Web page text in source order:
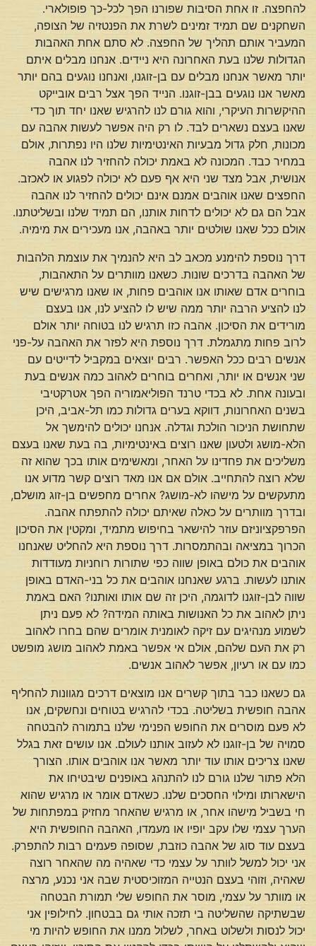
להחפצה. זו אחת הסיבות שפורנו הפך לכל-כך פופולארי.
השחקנים שם תמיד זמינים לשרת את הפנטזיה של הצופה,
המעביר אותם תהליך של החפצה. לא סתם אחת האהבות
הגדולות שלנו בעת האחרונה היא ניידים. אנחנו מבלים איתם
יותר מאשר אנחנו מבלים עם בן-זוגנו, ואנחנו נוגעים בהם יותר
מאשר אנו נוגעים בבן-זוגנו. הנייד הפך אצל רבים אובייקט
ההיקשרות העיקרי, והוא גורם לנו להרגיש שאנו יחד תוך כדי
שאנו בעצם נשארים לבד. לו רק היה אפשר לעשות אהבה עם
מכונות, חלק גדול מבעיות האינטימיות שלנו היו נפתרות, אולם
במחיר כבד. המכונה לא באמת יכולה להחזיר לנו אהבה
אנושית, אבל מצד שני היא אף פעם לא יכולה לפגוע או לאכזב.
החפצים שאנו אוהבים אמנם אינם יכולים להחזיר לנו אהבה
אבל הם גם לא יכולים לדחות אותנו, הם תמיד שלנו ובשליטתנו.
אולם ככל שאנו שולטים יותר באהבה, אנו מעכירים את מימיה.
דרך נוספת להימנע מכאב לב היא להנמיך את עוצמת הלהבות
של האהבה בדרכים שונות. כשאנו מוותרים על התאהבות,
בוחרים אדם שאותו אנו אוהבים פחות, או שאנו מרגישים שיש
לנו להציע הרבה יותר ממה שיש לו להציע לנו, אנו בעצם
מורידים את הסיכון. אהבה כזו תרגיש לנו בטוחה יותר אולם
לרוב פחות מתגמלת. דרך נוספת היא לפזר את האהבה על-פני
אנשים רבים ככל האפשר. רבים יוצאים במקביל לדייטים עם
שני אנשים או יותר, ואחרים בוחרים לאהוב כמה אנשים בעת
ובעונה אחת. לא בכדי טרנד הפוליאמוריה הפך אטרקטיבי
בשנים האחרונות, דווקא בערים גדולות כמו תל-אביב, היכן
שתחושת הניכור הולכת וגדלה. אנחנו יכולים להימשך אל
הלא-מושג ולטעון שאנו רוצים באינטימיות, בה בעת שאנו בעצם
משליכים את פחדינו על האחר, ומאשימים אותו בכך שהוא זה
שלא רוצה להתחייב. אולם אם אנו מאד רוצים קשר מדוע אנו
מתעקשים על מישהו לא-מושג? אחרים מחפשים בן-זוג מושלם,
ובדרך מוותרים על כאלה שאיתם יכולה להתפתח אהבה.
הפרפקציוניזם עוזר להישאר בחיפוש מתמיד, ומקטין את הסיכון
הכרוך במציאה ובהתמסרות. דרך נוספת היא להחליט שאנחנו
אוהבים את כולם באופן שווה כפי שתורות רוחניות מעודדות
אותנו לעשות. ברגע שאנחנו אוהבים את כל בני-האדם באופן
שווה לבן-זוגנו לדוגמה, היכן זה שם אותו ואותנו? האם באמת
ניתן לאהוב את כל האנושות באותה המידה? לא פעם ניתן
לשמוע מנהיגים עם זיקה לאומנית אומרים שהם בחרו לאהוב
רק את העם שלהם, אולם אי אפשר באמת לאהוב מושג מופשט
כמו עם או רעיון, אפשר לאהוב אנשים.
גם כשאנו כבר בתוך קשרים אנו מוצאים דרכים מגוונות להחליף
אהבה חופשית בשליטה. בכדי להרגיש בטוחים ונחשקים, אנו
לא פעם מוסרים את החופש הפנימי שלנו בתמורה להבטחה
סמויה של בן-זוגנו לא לעזוב אותנו לעולם. אנו עושים זאת בגלל
שאנו צריכים אותו עוד יותר מאשר אנו אוהבים אותו. הצורך
הלא פתור שלנו גורם לנו להתנהג באופנים שיבטיחו את
הישארותו ומילוי החסכים שלנו. כשאדם אומר או מרגיש שהוא
חי בשביל מישהו אחר, או מרגיש שהאחר מחזיק במפתחות של
הערך עצמי שלו עקב יופיו או מעמדו, האהבה החופשית היא
בעצם עוד סוג של אהבה כוזבת, שסופה פעמים רבות להתפרק.
אני יכול למשל לוותר על עצמי כדי שאהיה מה שהאחר רוצה
שאהיה, וזוהי בעצם הנטייה המזוכיסטית שבה אני נכנע, מרצה
או מוותר על עצמי, מוסר את החופש שלי תמורת הבטחה
שבשתיקה שהשליטה בי תזכה אותי גם בבטחון. לחילופין אני
יכול לנסות ולשלוט באחר, לשלול ממנו את החופש להיות מי